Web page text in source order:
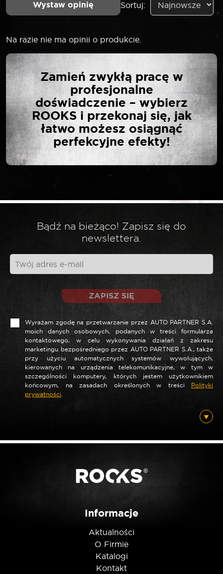
Wystaw opinię Sortuj:
Na razie nie ma opinii o produkcie.
NAPISZ PIERWSZĄ
OPINIĘ O „ROOKS 20V
AQ-ONE WYRZYNARKA
500-3000 RPM 19 MM
BEZ OSPRZĘTU”
Twój adres email nie zostanie opublikowany.
Nazwa*
Nie jestem robotem
Zamień zwykłą pracę w
profesjonalne
doświadczenie – wybierz
ROOKS i przekonaj się, jak
łatwo możesz osiągnąć
perfekcyjne efekty!
Bądź na bieżąco! Zapisz się do
newslettera.
ZAPISZ SIĘ
Wyrażam zgodę na przetwarzanie przez AUTO PARTNER S.A.
moich danych osobowych, podanych w treści formularza
kontaktowego, w celu wykonywania działań z zakresu
marketingu bezpośredniego przez AUTO PARTNER S.A., także
przy użyciu automatycznych systemów wywołujących,
kierowanych na urządzenia telekomunikacyjne, w tym w
szczególności komputery, których jestem użytkownikiem
końcowym, na zasadach określonych w treści Polityki
prywatności.
Informacje
Aktualności
O Firmie
Katalogi
Kontakt